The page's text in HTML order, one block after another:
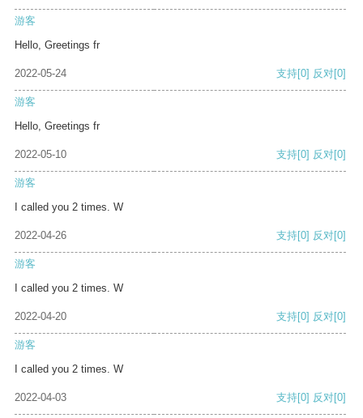
游客
Hello, Greetings fr
2022-05-24 支持[0] 反对[0]
游客
Hello, Greetings fr
2022-05-10 支持[0] 反对[0]
游客
I called you 2 times. W
2022-04-26 支持[0] 反对[0]
游客
I called you 2 times. W
2022-04-20 支持[0] 反对[0]
游客
I called you 2 times. W
2022-04-03 支持[0] 反对[0]